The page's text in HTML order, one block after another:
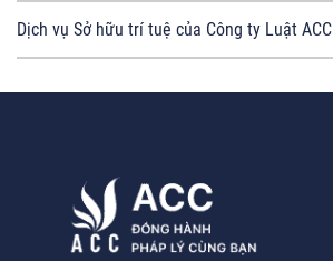
Dịch vụ Sở hữu trí tuệ của Công ty Luật ACC